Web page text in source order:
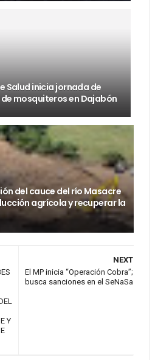
Salud inicia jornada de
mosquiteros en Dajabón
del cauce del río Masacre
agrícola y recuperar la
NEXT
El MP inicia “Operación Cobra”;
busca sanciones en el SeNaSa
Y